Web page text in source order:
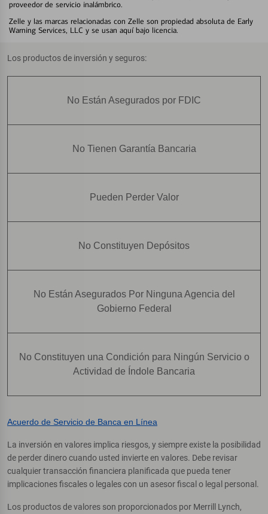
proveedor de servicio inalámbrico.
Zelle y las marcas relacionadas con Zelle son propiedad absoluta de Early
Warning Services, LLC y se usan aquí bajo licencia.
Los productos de inversión y seguros:
No Están Asegurados por FDIC
No Tienen Garantía Bancaria
Pueden Perder Valor
No Constituyen Depósitos
No Están Asegurados Por Ninguna Agencia del
Gobierno Federal
No Constituyen una Condición para Ningún Servicio o
Actividad de Índole Bancaria
Acuerdo de Servicio de Banca en Línea
La inversión en valores implica riesgos, y siempre existe la posibilidad
de perder dinero cuando usted invierte en valores. Debe revisar
cualquier transacción financiera planificada que pueda tener
implicaciones fiscales o legales con un asesor fiscal o legal personal.
Los productos de valores son proporcionados por Merrill Lynch,